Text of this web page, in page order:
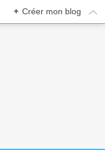
+ Créer mon blog